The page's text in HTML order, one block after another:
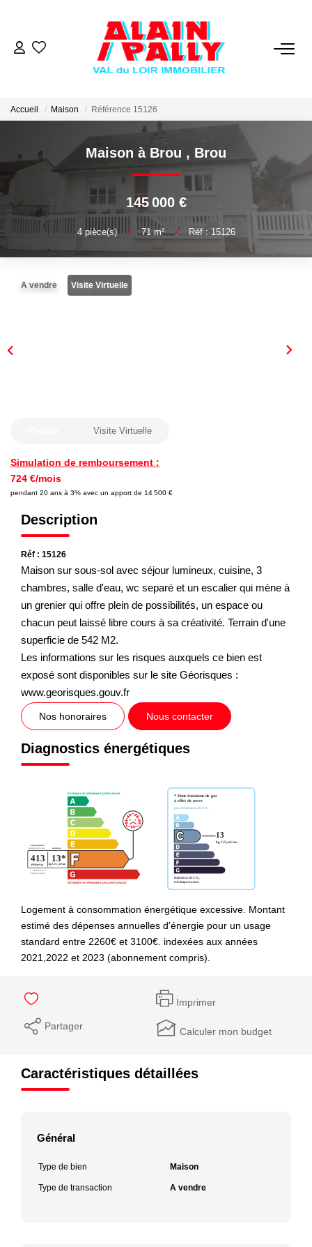
VENTE
LOCATION
GESTION
DERNIERES VENTES
NOS AGENCES
Notre Équipe
Accueil Maison Référence 15126
Maison à Brou , Brou
145 000 €
4pièce(s) • 71m² • Réf : 15126
A vendre Visite Virtuelle
Simulation de remboursement :
724 €/mois
pendant 20 ans à 3% avec un apport de 14 500 €
Visite Virtuelle
Description
Réf : 15126
Maison sur sous-sol avec séjour lumineux, cuisine, 3
chambres, salle d'eau, wc separé et un escalier qui mène à
un grenier qui offre plein de possibilités, un espace ou
chacun peut laissé libre cours à sa créativité. Terrain d'une
superficie de 542 M2.
Les informations sur les risques auxquels ce bien est
exposé sont disponibles sur le site Géorisques :
www.georisques.gouv.fr
Nos honoraires Nous contacter
Diagnostics énergétiques
Logement à consommation énergétique excessive. Montant
estimé des dépenses annuelles d'énergie pour un usage
standard entre 2260€ et 3100€. indexées aux années
2021,2022 et 2023 (abonnement compris).
Imprimer
Partager Calculer mon budget
Caractéristiques détaillées
Général
Type de bien Maison
Type de transaction A vendre